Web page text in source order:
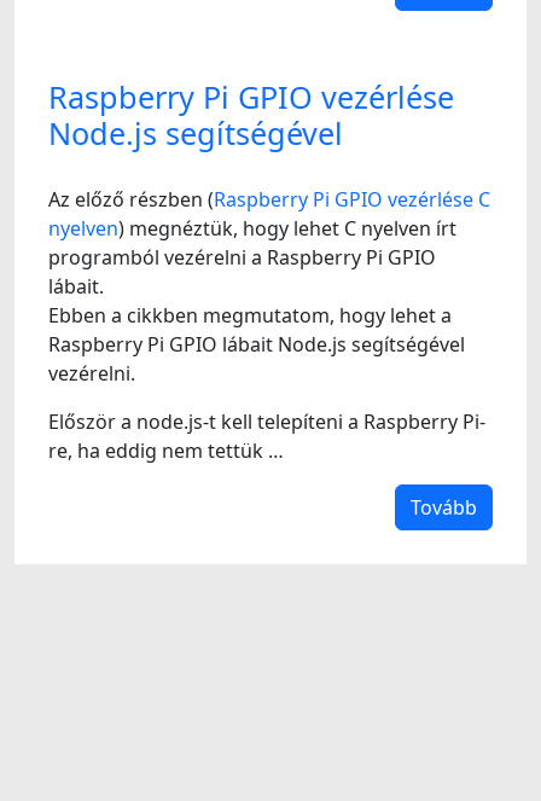
Raspberry Pi GPIO vezérlése
Node.js segítségével
Az előző részben (Raspberry Pi GPIO vezérlése C
nyelven) megnéztük, hogy lehet C nyelven írt
programból vezérelni a Raspberry Pi GPIO
lábait.
Ebben a cikkben megmutatom, hogy lehet a
Raspberry Pi GPIO lábait Node.js segítségével
vezérelni.
Először a node.js-t kell telepíteni a Raspberry Pi-
re, ha eddig nem tettük …
Tovább